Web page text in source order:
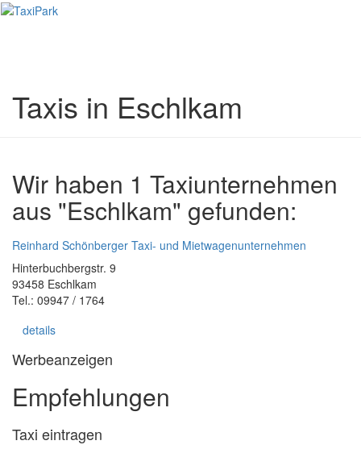
Taxis in Eschlkam
Wir haben 1 Taxiunternehmen
aus "Eschlkam" gefunden:
Reinhard Schönberger Taxi- und Mietwagenunternehmen
Hinterbuchbergstr. 9
93458 Eschlkam
Tel.: 09947 / 1764
details
Werbeanzeigen
Empfehlungen
Taxi eintragen